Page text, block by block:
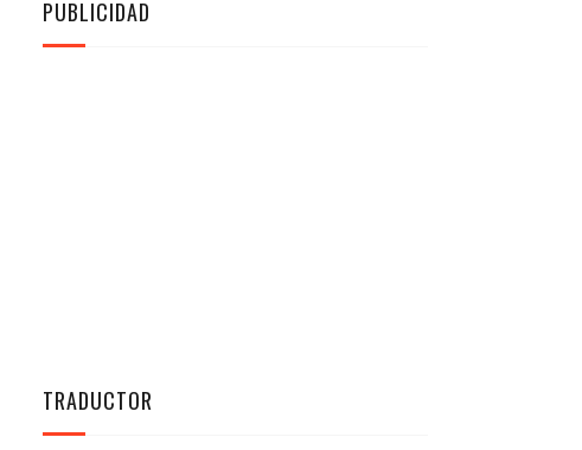
PUBLICIDAD
TRADUCTOR